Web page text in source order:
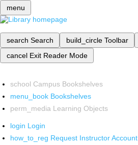
menu
search Search build_circle Toolbar
cancel Exit Reader Mode
school Campus Bookshelves
menu_book Bookshelves
perm_media Learning Objects
login Login
how_to_reg Request Instructor Account